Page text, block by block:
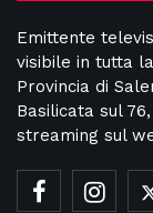
Emittente
visibile in tutta
Provincia di
Basilicata sul
streaming sul